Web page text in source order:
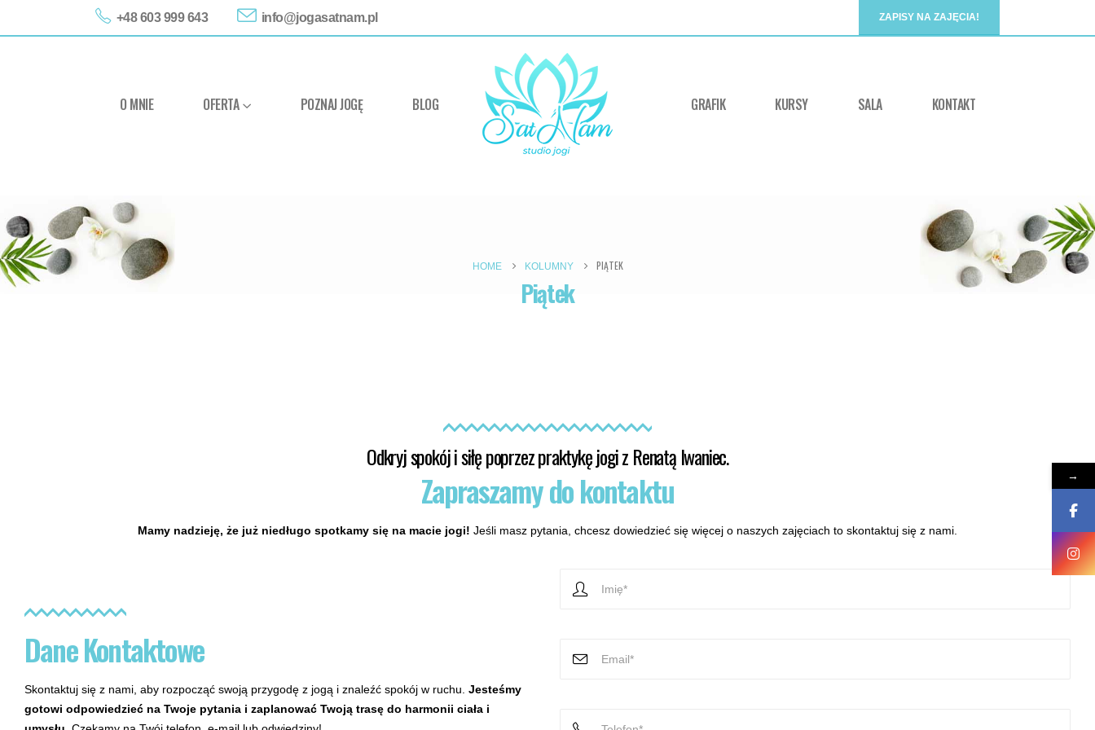
+48 603 999 643 info@jogasatnam.pl ZAPISY NA ZAJĘCIA!
O MNIE OFERTA POZNAJ JOGĘ BLOG GRAFIK KURSY SALA KONTAKT
HOME KOLUMNY PIĄTEK
Piątek
Odkryj spokój i siłę poprzez praktykę jogi z Renatą Iwaniec.
Zapraszamy do kontaktu
Mamy nadzieję, że już niedługo spotkamy się na macie jogi! Jeśli masz pytania, chcesz dowiedzieć się więcej o naszych zajęciach to skontaktuj się z nami.
Dane Kontaktowe
Skontaktuj się z nami, aby rozpocząć swoją przygodę z jogą i znaleźć spokój w ruchu. Jesteśmy
gotowi odpowiedzieć na Twoje pytania i zaplanować Twoją trasę do harmonii ciała i
→